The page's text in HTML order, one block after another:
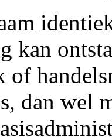
kan
of
dan wel